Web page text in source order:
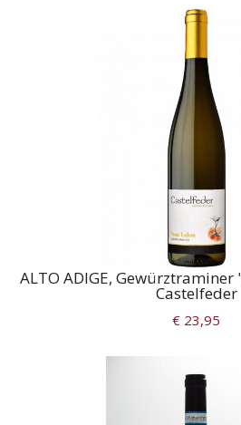
ALTO ADIGE,
Castelfeder
€ 23,95